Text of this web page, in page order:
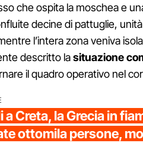
che ospita la moschea e
decine di pattuglie,
l’intera zona veniva
descritto lasituazione
il quadro operativo nel
a Creta, la Grecia in
ottomila persone,